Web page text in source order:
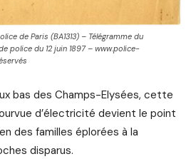
de Paris (BA1313) – Télégramme du
police du 12 juin 1897 – www.police-
bas des Champs-Elysées, cette
d’électricité devient le point
des familles éplorées à la
disparus.